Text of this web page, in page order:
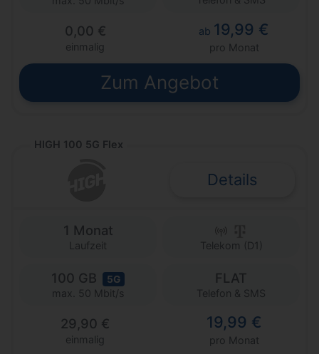
0,00 €
einmalig
ab 19,99 €
pro Monat
Zum Angebot
HIGH 100 5G Flex
Details
1 Monat
Laufzeit Telekom (D1)
100 GB 5G
max. 50 Mbit/s
FLAT
Telefon & SMS
29,90 €
einmalig
19,99 €
pro Monat